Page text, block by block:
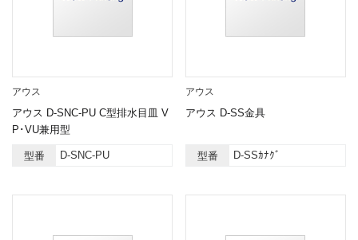
アウス
アウス D-SNC-PU C型排水目皿 V
P･VU兼用型
型番 D-SNC-PU
アウス
アウス D-SS金具
型番 D-SSｶﾅｸﾞ